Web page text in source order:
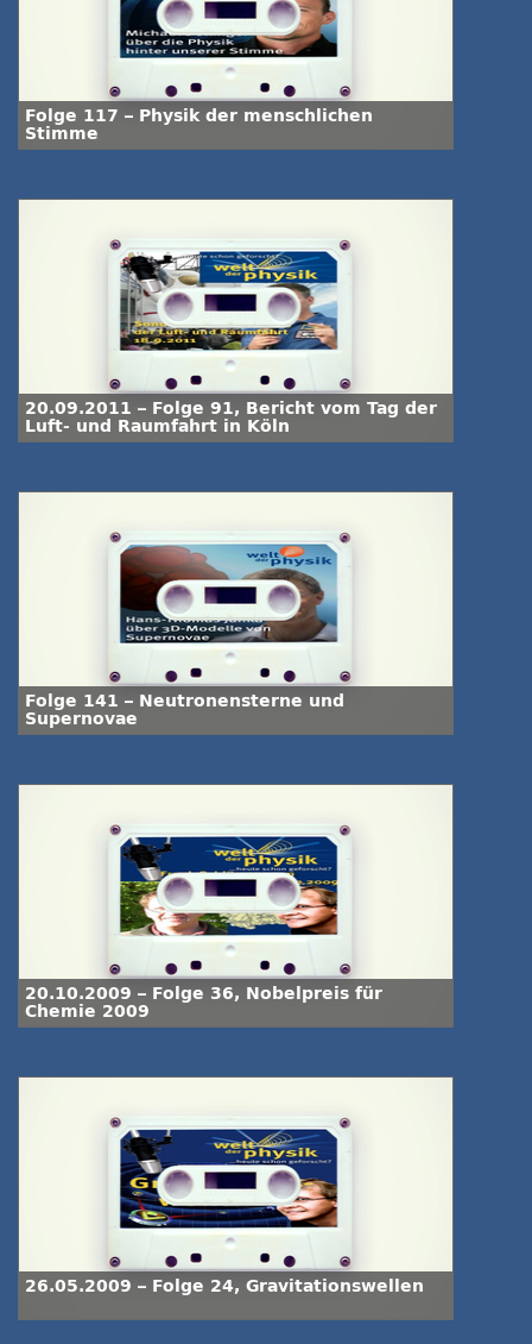
Folge 117 – Physik der menschlichen
Stimme
20.09.2011 – Folge 91, Bericht vom Tag der
Luft- und Raumfahrt in Köln
Folge 141 – Neutronensterne und
Supernovae
20.10.2009 – Folge 36, Nobelpreis für
Chemie 2009
26.05.2009 – Folge 24, Gravitationswellen